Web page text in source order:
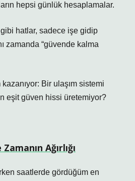
hepsi günlük hesaplamalar.
hatlar, sadece işe gidip
zamanda “güvende kalma
Bir ulaşım sistemi
eşit güven hissi üretemiyor?
Ağırlığı
saatlerde gördüğüm en